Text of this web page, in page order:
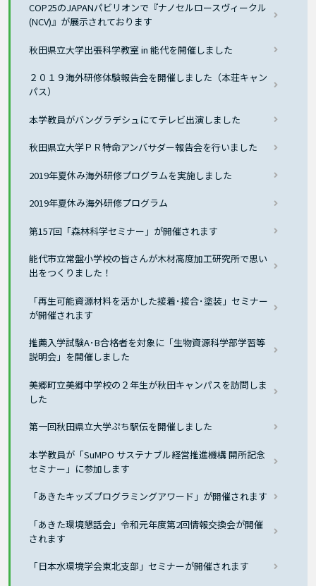
COP25のJAPANパビリオンで『ナノセルロースヴィークル
(NCV)』が展示されております
秋田県立大学出張科学教室 in 能代を開催しました
２０１９海外研修体験報告会を開催しました（本荘キャン
パス）
本学教員がバングラデシュにてテレビ出演しました
秋田県立大学ＰＲ特命アンバサダー報告会を行いました
2019年夏休み海外研修プログラムを実施しました
2019年夏休み海外研修プログラム
第157回「森林科学セミナー」が開催されます
能代市立常盤小学校の皆さんが木材高度加工研究所で思い
出をつくりました！
「再生可能資源材料を活かした接着･接合･塗装」セミナー
が開催されます
推薦入学試験A･B合格者を対象に「生物資源科学部学習等
説明会」を開催しました
美郷町立美郷中学校の２年生が秋田キャンパスを訪問しま
した
第一回秋田県立大学ぷち駅伝を開催しました
本学教員が「SuMPO サステナブル経営推進機構 開所記念
セミナー」に参加します
「あきたキッズプログラミングアワード」が開催されます
「あきた環境懇話会」令和元年度第2回情報交換会が開催
されます
「日本水環境学会東北支部」セミナーが開催されます